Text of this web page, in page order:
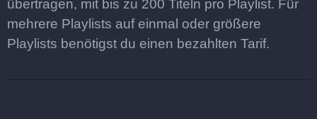
übertragen, mit bis zu 200 Titeln pro Playlist. Für
mehrere Playlists auf einmal oder größere
Playlists benötigst du einen bezahlten Tarif.